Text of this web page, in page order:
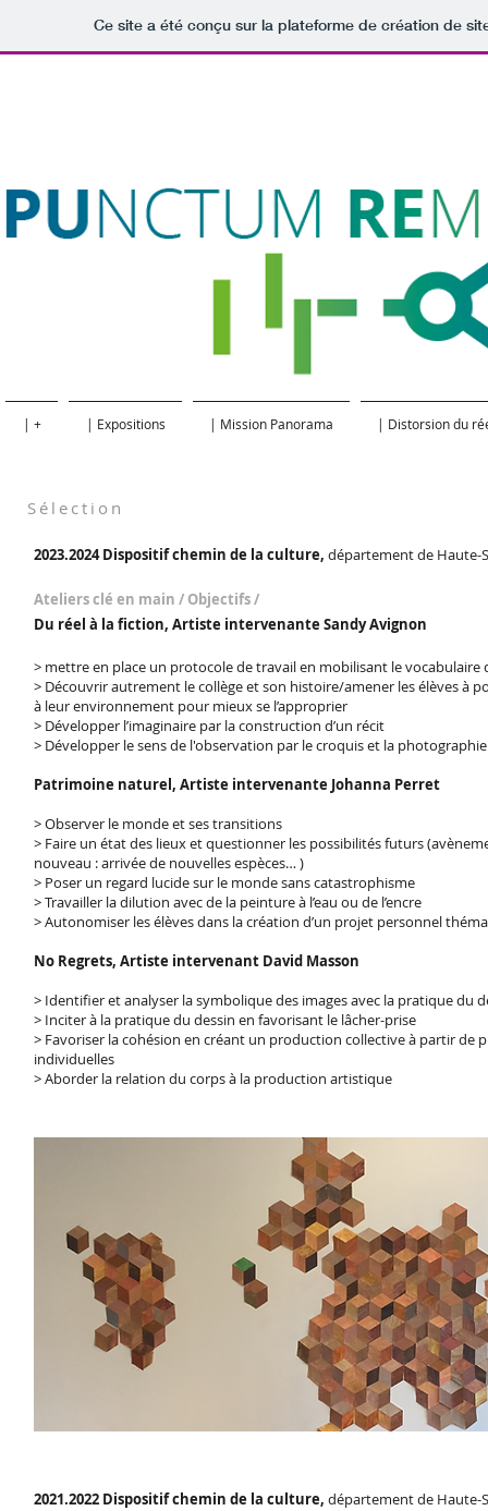
Ce site a été conçu sur la plateforme de création de
| + | Expositions | Mission Panorama | Distorsion du
Sélection
2023.2024 Dispositif chemin de la culture, département de Haute-
Ateliers clé en main / Objectifs /
Du réel à la fiction, Artiste intervenante Sandy Avignon
> mettre en place un protocole de travail en mobilisant le vocabulaire
> Découvrir autrement le collège et son histoire/amener les élèves à
à leur environnement pour mieux se l’approprier
> Développer l’imaginaire par la construction d’un récit
> Développer le sens de l'observation par le croquis et la photographie
Patrimoine naturel, Artiste intervenante Johanna Perret
> Observer le monde et ses transitions
> Faire un état des lieux et questionner les possibilités futurs
nouveau : arrivée de nouvelles espèces… )
> Poser un regard lucide sur le monde sans catastrophisme
> Travailler la dilution avec de la peinture à l’eau ou de l’encre
> Autonomiser les élèves dans la création d’un projet personnel
No Regrets, Artiste intervenant David Masson
> Identifier et analyser la symbolique des images avec la pratique du
> Inciter à la pratique du dessin en favorisant le lâcher-prise
> Favoriser la cohésion en créant un production collective à partir de
individuelles
> Aborder la relation du corps à la production artistique
2021.2022 Dispositif chemin de la culture, département de Haute-